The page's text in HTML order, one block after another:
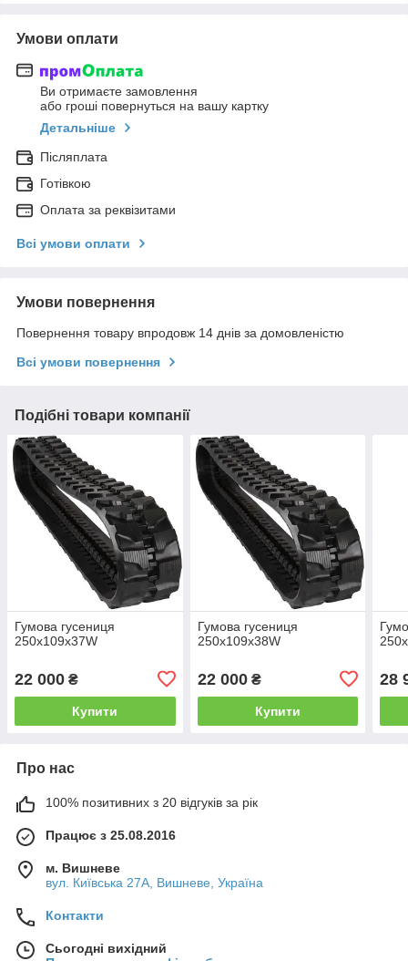
Умови оплати
Ви отримаєте замовлення
або гроші повернуться на вашу картку
Детальніше
Післяплата
Готівкою
Оплата за реквізитами
Всі умови оплати
Умови повернення
Повернення товару впродовж 14 днів за домовленістю
Всі умови повернення
Подібні товари компанії
Гумова гусениця
250х109х37W
22 000 ₴
Купити
Гумова гусениця
250х109х38W
22 000₴
Купити
28
Про нас
100% позитивних з 20 відгуків за рік
Працює з 25.08.2016
м. Вишневе
вул. Київська 27А, Вишневе, Україна
Контакти
Сьогодні вихідний